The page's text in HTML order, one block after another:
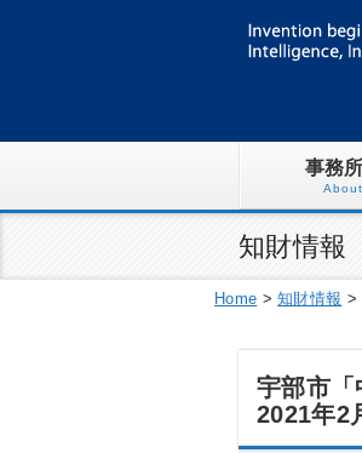
事務
知財情報
Home >知財情報 >
宇部市「
2021年2